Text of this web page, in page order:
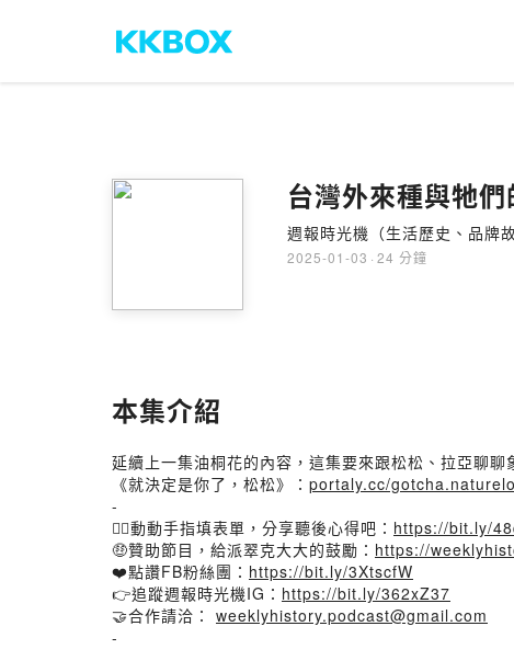
台灣外來種與牠
週報時光機（生活歷史、品牌故
2025-01-03 · 24 分鐘
本集介紹
延續上一集油桐花的內容，這集要來跟松松、拉亞聊聊
《就決定是你了，松松》： portaly.cc/
-
🙋‍♂️動動手指填表單，分享聽後心得吧： https://bit.ly/
🤑贊助節目，給派翠克大大的鼓勵： https://
❤️點讚FB粉絲團： https://bit.ly/3XtscfW
👉追蹤週報時光機IG： https://bit.ly/362xZ37
🤝合作請洽： weeklyhistory.podcast@gmail.com
-